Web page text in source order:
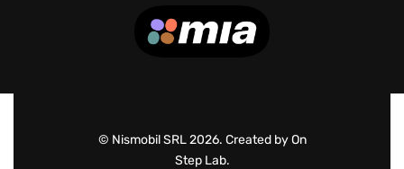
© Nismobil SRL 2026. Created by On
Step Lab.